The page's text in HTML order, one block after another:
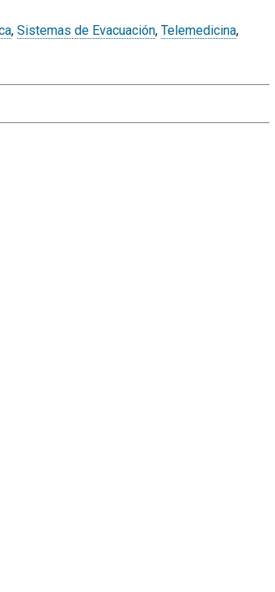
, Sistemas de Evacuación, Telemedicina,